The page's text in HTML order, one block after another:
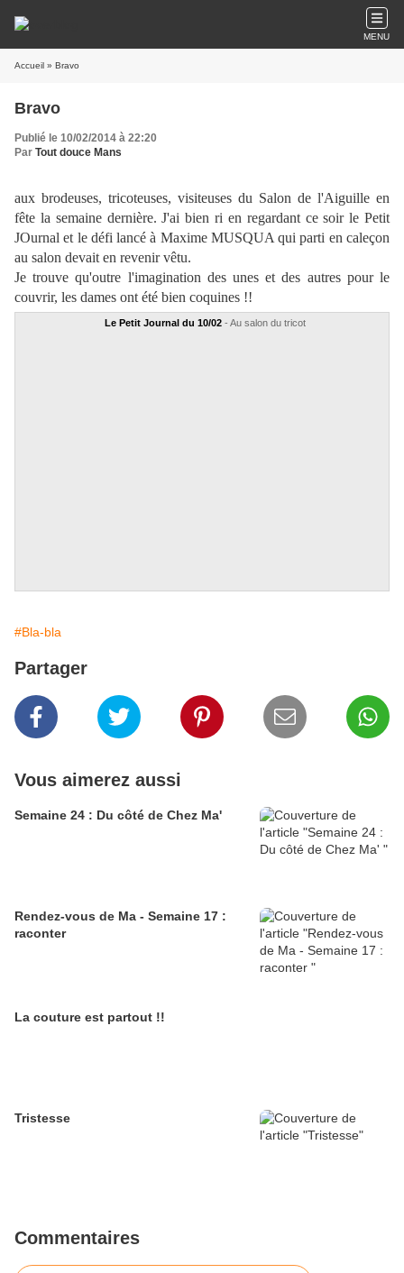
MENU
Accueil » Bravo
Bravo
Publié le 10/02/2014 à 22:20
Par Tout douce Mans
aux brodeuses, tricoteuses, visiteuses du Salon de l'Aiguille en
fête la semaine dernière. J'ai bien ri en regardant ce soir le Petit
JOurnal et le défi lancé à Maxime MUSQUA qui parti en caleçon
au salon devait en revenir vêtu.
Je trouve qu'outre l'imagination des unes et des autres pour le
couvrir, les dames ont été bien coquines !!
Le Petit Journal du 10/02- Au salon du tricot
#Bla-bla
Partager
Vous aimerez aussi
Semaine 24 : Du côté de Chez Ma'
Rendez-vous de Ma - Semaine 17 :
raconter
La couture est partout !!
Tristesse
Commentaires